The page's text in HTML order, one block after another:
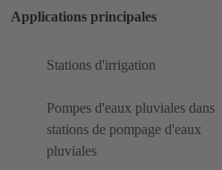
Applications principales
Stations d'irrigation
Pompes d'eaux pluviales dans
stations de pompage d'eaux
pluviales